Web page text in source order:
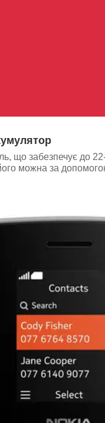
що забезпечує до
можна за